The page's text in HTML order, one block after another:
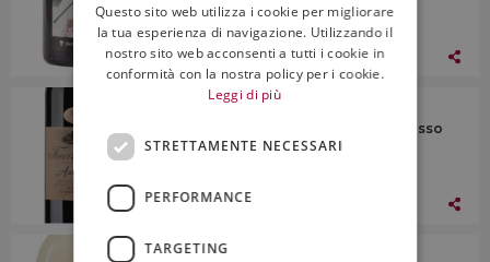
29 Novembre 2024
Frecciarossa, Doc Oltrepò Pavese Rosso
Anamari Riserva 2019
29 Novembre 2024
I Vini
ENGLISH
Questo sito web utilizza i cookie per migliorare
la tua esperienza di navigazione. Utilizzando il
nostro sito web acconsenti a tutti i cookie in
conformità con la nostra policy per i cookie.
Leggi di più
STRETTAMENTE NECESSARI
PERFORMANCE
TARGETING